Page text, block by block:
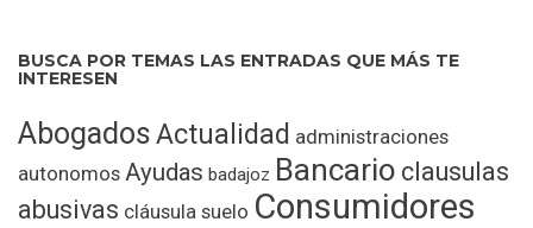
BUSCA POR TEMAS LAS ENTRADAS QUE MÁS TE
INTERESEN
AbogadosActualidad administraciones
autonomos Ayudas badajoz Bancario clausulas
abusivas cláusula suelo Consumidores